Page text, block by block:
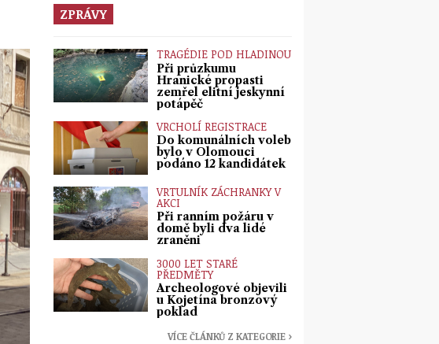
ZPRÁVY
TRAGÉDIE POD HLADINOU
Při průzkumu
Hranické propasti
zemřel elitní jeskynní
potápěč
VRCHOLÍ REGISTRACE
Do komunálních voleb
bylo v Olomouci
podáno 12 kandidátek
VRTULNÍK ZÁCHRANKY V
AKCI
Při ranním požáru v
domě byli dva lidé
zraněni
3000 LET STARÉ
PŘEDMĚTY
Archeologové objevili
u Kojetína bronzový
poklad
VÍCE ČLÁNKŮ Z KATEGORIE ›